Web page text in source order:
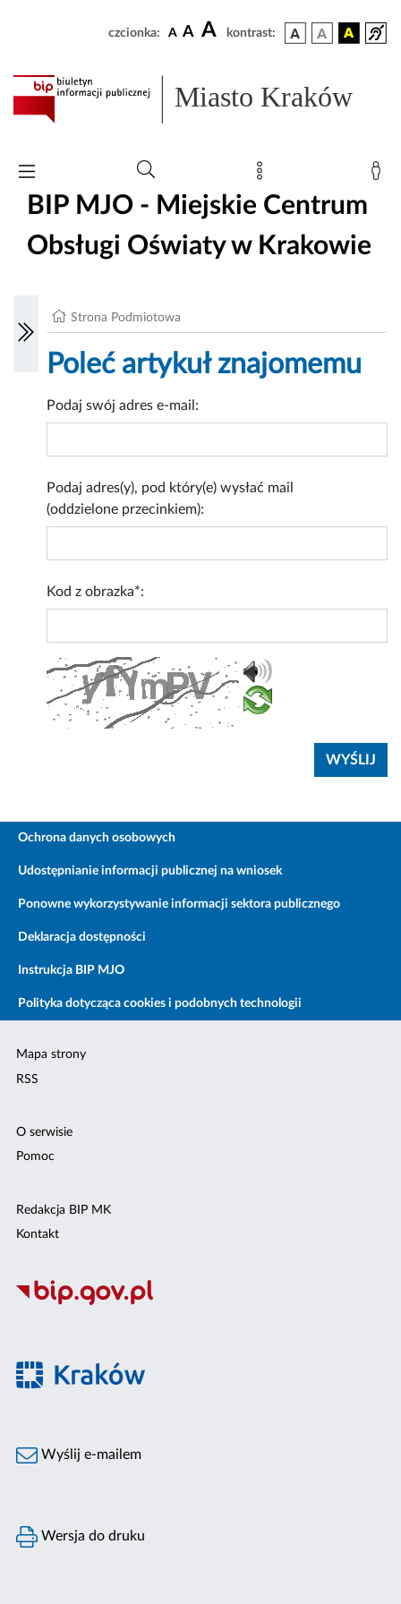
czcionka: A A A kontrast:
Miasto Kraków
BIP MJO - Miejskie Centrum
Obsługi Oświaty w Krakowie
Strona Podmiotowa
Poleć artykuł znajomemu
Podaj swój adres e-mail:
Podaj adres(y), pod który(e) wysłać mail
(oddzielone przecinkiem):
Kod z obrazka*:
Ochrona danych osobowych
Udostępnianie informacji publicznej na wniosek
Ponowne wykorzystywanie informacji sektora publicznego
Deklaracja dostępności
Instrukcja BIP MJO
Polityka dotycząca cookies i podobnych technologii
Mapa strony
RSS
O serwisie
Pomoc
Redakcja BIP MK
Kontakt
Wyślij e-mailem
Wersja do druku